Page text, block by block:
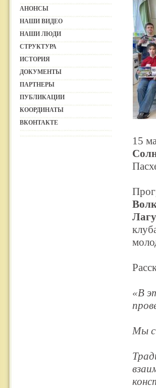
АНОНСЫ
НАШИ ВИДЕО
НАШИ ЛЮДИ
СТРУКТУРА
ИСТОРИЯ
ДОКУМЕНТЫ
ПАРТНЕРЫ
ПУБЛИКАЦИИ
КООРДИНАТЫ
ВКОНТАКТЕ
15
«В
Мы с